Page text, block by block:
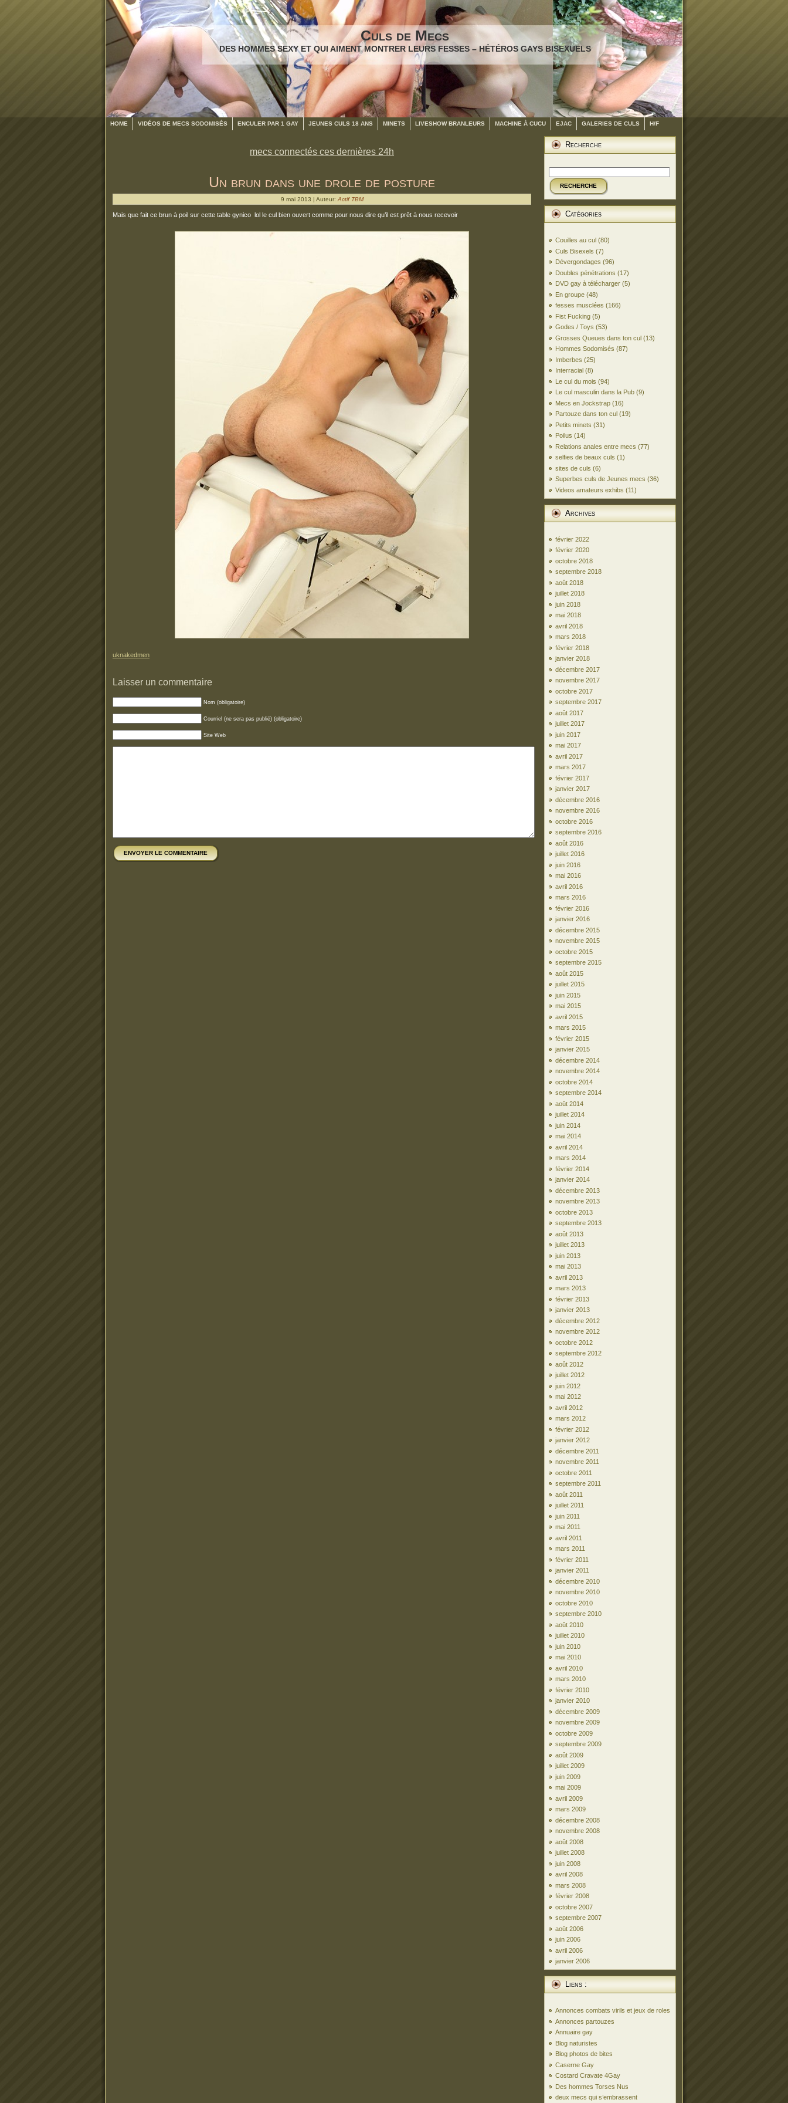
Culs de Mecs
DES HOMMES SEXY ET QUI AIMENT MONTRER LEURS FESSES – HÉTÉROS GAYS BISEXUELS
HOME VIDÉOS DE MECS SODOMISÉS ENCULER PAR 1 GAY JEUNES CULS 18 ANS MINETS LIVESHOW BRANLEURS MACHINE À CUCU EJAC GALERIES DE CULS H/F
mecs connectés ces dernières 24h
Un brun dans une drole de posture
9 mai 2013 | Auteur: Actif TBM
Mais que fait ce brun à poil sur cette table gynico lol le cul bien ouvert comme pour nous dire qu’il est prêt à nous recevoir
uknakedmen
Laisser un commentaire
Nom (obligatoire)
Courriel (ne sera pas publié) (obligatoire)
Site Web
ENVOYER LE COMMENTAIRE
Recherche
RECHERCHE
Catégories
Couilles au cul (80)
Culs Bisexels (7)
Dévergondages (96)
Doubles pénétrations (17)
DVD gay à télécharger (5)
En groupe (48)
fesses musclées (166)
Fist Fucking (5)
Godes / Toys (53)
Grosses Queues dans ton cul (13)
Hommes Sodomisés (87)
Imberbes (25)
Interracial (8)
Le cul du mois (94)
Le cul masculin dans la Pub (9)
Mecs en Jockstrap (16)
Partouze dans ton cul (19)
Petits minets (31)
Poilus (14)
Relations anales entre mecs (77)
selfies de beaux culs (1)
sites de culs (6)
Superbes culs de Jeunes mecs (36)
Videos amateurs exhibs (11)
Archives
février 2022
février 2020
octobre 2018
septembre 2018
août 2018
juillet 2018
juin 2018
mai 2018
avril 2018
mars 2018
février 2018
janvier 2018
décembre 2017
novembre 2017
octobre 2017
septembre 2017
août 2017
juillet 2017
juin 2017
mai 2017
avril 2017
mars 2017
février 2017
janvier 2017
décembre 2016
novembre 2016
octobre 2016
septembre 2016
août 2016
juillet 2016
juin 2016
mai 2016
avril 2016
mars 2016
février 2016
janvier 2016
décembre 2015
novembre 2015
octobre 2015
septembre 2015
août 2015
juillet 2015
juin 2015
mai 2015
avril 2015
mars 2015
février 2015
janvier 2015
décembre 2014
novembre 2014
octobre 2014
septembre 2014
août 2014
juillet 2014
juin 2014
mai 2014
avril 2014
mars 2014
février 2014
janvier 2014
décembre 2013
novembre 2013
octobre 2013
septembre 2013
août 2013
juillet 2013
juin 2013
mai 2013
avril 2013
mars 2013
février 2013
janvier 2013
décembre 2012
novembre 2012
octobre 2012
septembre 2012
août 2012
juillet 2012
juin 2012
mai 2012
avril 2012
mars 2012
février 2012
janvier 2012
décembre 2011
novembre 2011
octobre 2011
septembre 2011
août 2011
juillet 2011
juin 2011
mai 2011
avril 2011
mars 2011
février 2011
janvier 2011
décembre 2010
novembre 2010
octobre 2010
septembre 2010
août 2010
juillet 2010
juin 2010
mai 2010
avril 2010
mars 2010
février 2010
janvier 2010
décembre 2009
novembre 2009
octobre 2009
septembre 2009
août 2009
juillet 2009
juin 2009
mai 2009
avril 2009
mars 2009
décembre 2008
novembre 2008
août 2008
juillet 2008
juin 2008
avril 2008
mars 2008
février 2008
octobre 2007
septembre 2007
août 2006
juin 2006
avril 2006
janvier 2006
Liens :
Annonces combats virils et jeux de roles
Annonces partouzes
Annuaire gay
Blog naturistes
Blog photos de bites
Caserne Gay
Costard Cravate 4Gay
Des hommes Torses Nus
deux mecs qui s’embrassent